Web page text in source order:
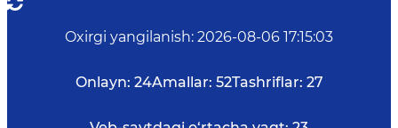
Oxirgi yangilanish: 2026-08-06 17:15:03
Onlayn: 24Amallar: 52Tashriflar: 27